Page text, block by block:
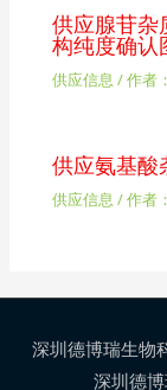
供应腺苷杂
构纯度确认
供应信息 / 作者：
供应氨基酸
供应信息 / 作者：
深圳德博瑞生物
深圳德